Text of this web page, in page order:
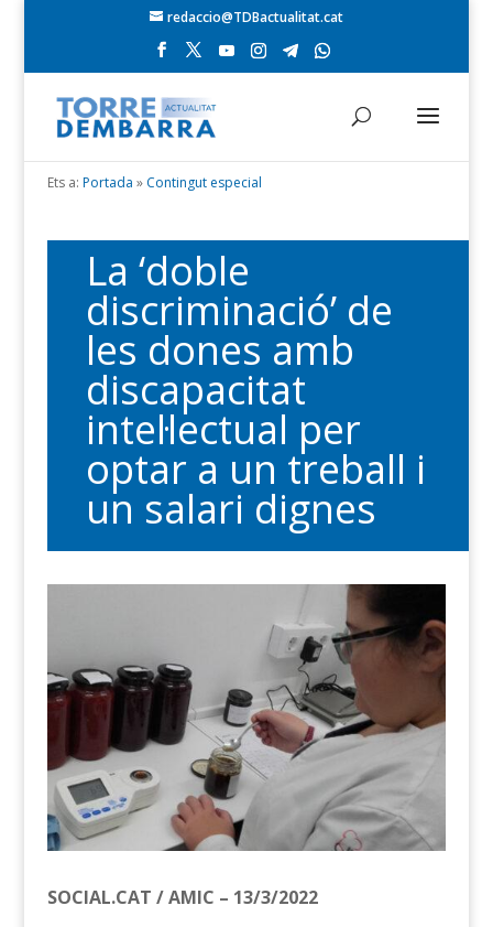
redaccio@TDBactualitat.cat
Ets a: Portada » Contingut especial
La ‘doble
discriminació’ de
les dones amb
discapacitat
intel·lectual per
optar a un treball i
un salari dignes
SOCIAL.CAT / AMIC – 13/3/2022